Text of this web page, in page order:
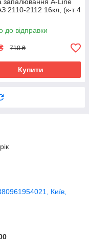
запалювання A-Line
2110-2112 16кл, (к-т 4
до відправки
710 ₴
Купити
Київ,